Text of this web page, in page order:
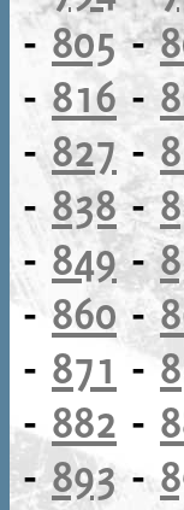
- 805-
- 816 -
-827 -
- 838-
- 849-
- 860 -
- 871 -
- 882 -
-893-